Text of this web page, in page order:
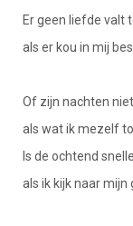
Er geen liefde valt
als er kou in mij
Of zijn nachten
als wat ik mezelf
Is de ochtend
als ik kijk naar mijn